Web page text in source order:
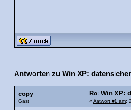
Antworten zu Win XP:
copy
Gast
Re: Win XP:
« Antwort #1 am: